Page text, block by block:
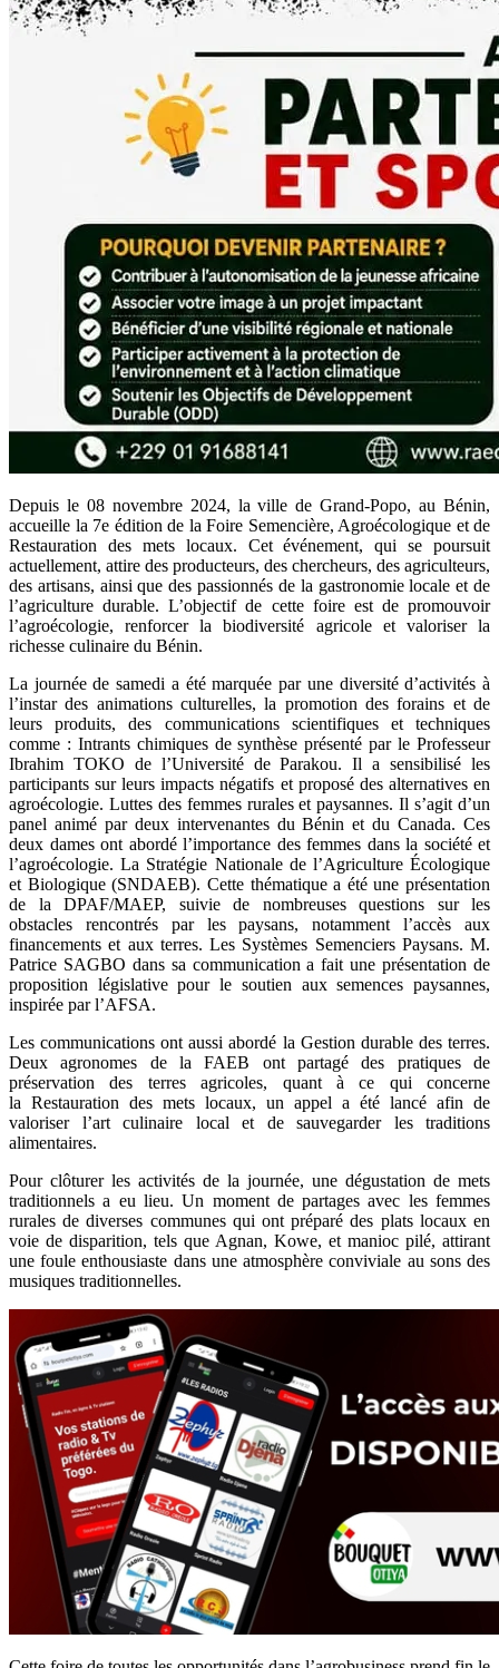
Depuis le 08 novembre 2024, la ville de Grand-Popo, au Bénin,
accueille la 7e édition de la Foire Semencière, Agroécologique et de
Restauration des mets locaux. Cet événement, qui se poursuit
actuellement, attire des producteurs, des chercheurs, des agriculteurs,
des artisans, ainsi que des passionnés de la gastronomie locale et de
l’agriculture durable. L’objectif de cette foire est de promouvoir
l’agroécologie, renforcer la biodiversité agricole et valoriser la
richesse culinaire du Bénin.
La journée de samedi a été marquée par une diversité d’activités à
l’instar des animations culturelles, la promotion des forains et de
leurs produits, des communications scientifiques et techniques
comme : Intrants chimiques de synthèse présenté par le Professeur
Ibrahim TOKO de l’Université de Parakou. Il a sensibilisé les
participants sur leurs impacts négatifs et proposé des alternatives en
agroécologie. Luttes des femmes rurales et paysannes. Il s’agit d’un
panel animé par deux intervenantes du Bénin et du Canada. Ces
deux dames ont abordé l’importance des femmes dans la société et
l’agroécologie. La Stratégie Nationale de l’Agriculture Écologique
et Biologique (SNDAEB). Cette thématique a été une présentation
de la DPAF/MAEP, suivie de nombreuses questions sur les
obstacles rencontrés par les paysans, notamment l’accès aux
financements et aux terres. Les Systèmes Semenciers Paysans. M.
Patrice SAGBO dans sa communication a fait une présentation de
proposition législative pour le soutien aux semences paysannes,
inspirée par l’AFSA.
Les communications ont aussi abordé la Gestion durable des terres.
Deux agronomes de la FAEB ont partagé des pratiques de
préservation des terres agricoles, quant à ce qui concerne
la Restauration des mets locaux, un appel a été lancé afin de
valoriser l’art culinaire local et de sauvegarder les traditions
alimentaires.
Pour clôturer les activités de la journée, une dégustation de mets
traditionnels a eu lieu. Un moment de partages avec les femmes
rurales de diverses communes qui ont préparé des plats locaux en
voie de disparition, tels que Agnan, Kowe, et manioc pilé, attirant
une foule enthousiaste dans une atmosphère conviviale au sons des
musiques traditionnelles.